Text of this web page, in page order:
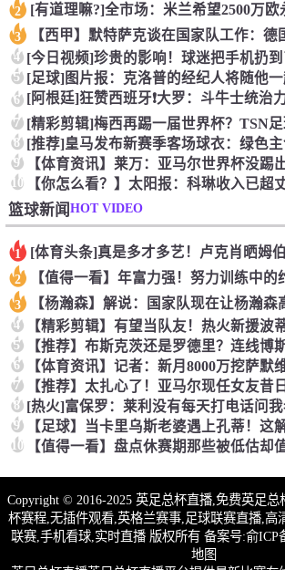
2 [有道理嘛?]全市场：米兰希望2500万欧
3
4
5
6
7
8
9
10
篮球新闻HOT VIDEO
1 [体育头条]真是多才多艺！卢克肖晒姆
2 【值得一看】年富力强！努力训练中的
3
4
5
6
7
8
9
10
Copyright © 2016-2025 英足总杯直播,免费英足
杯赛程,无插件观看,英格兰赛事,足球联赛直播,高
联赛,手机看球,实时直播 版权所有 备案号:俞ICP
地图